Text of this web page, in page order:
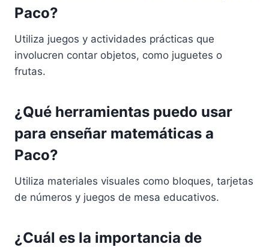
Paco?
Utiliza juegos y actividades prácticas que
involucren contar objetos, como juguetes o
frutas.
¿Qué herramientas puedo usar
para enseñar matemáticas a
Paco?
Utiliza materiales visuales como bloques, tarjetas
de números y juegos de mesa educativos.
¿Cuál es la importancia de